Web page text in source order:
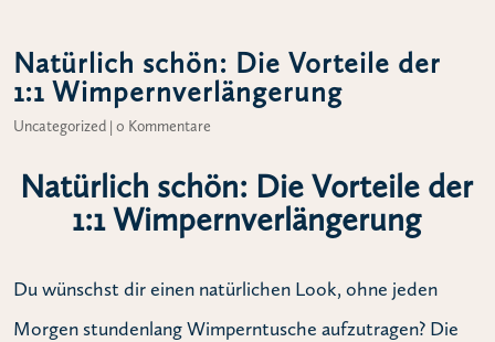
Natürlich schön: Die Vorteile der
1:1 Wimpernverlängerung
Uncategorized | 0 Kommentare
Natürlich schön: Die Vorteile der
1:1 Wimpernverlängerung
Du wünschst dir einen natürlichen Look, ohne jeden
Morgen stundenlang Wimperntusche aufzutragen? Die